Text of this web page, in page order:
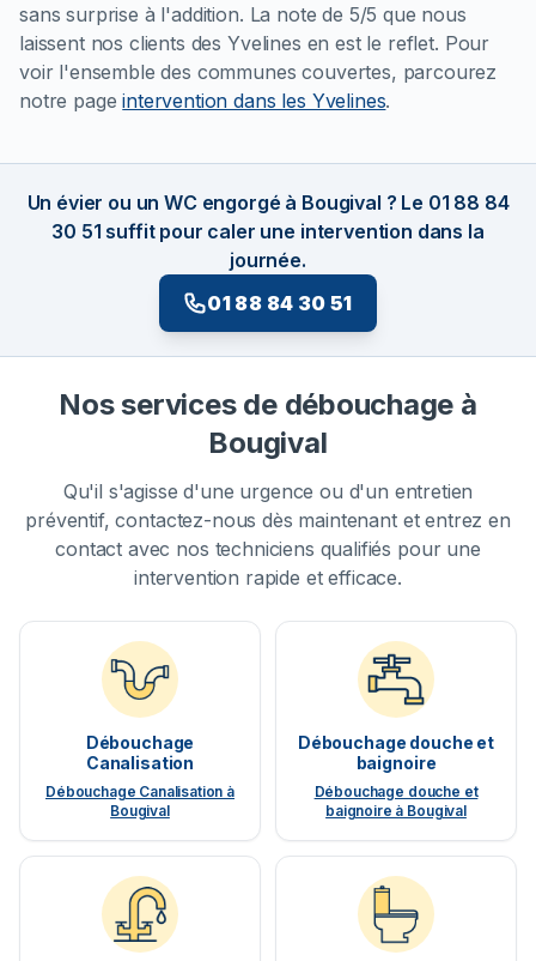
sans surprise à l'addition. La note de 5/5 que nous
laissent nos clients des Yvelines en est le reflet. Pour
voir l'ensemble des communes couvertes, parcourez
notre pageintervention dans les Yvelines.
Un évier ou un WC engorgé à Bougival ? Le 01 88 84
30 51 suffit pour caler une intervention dans la
journée.
01 88 84 30 51
Nos services de débouchage à
Bougival
Qu'il s'agisse d'une urgence ou d'un entretien
préventif, contactez-nous dès maintenant et entrez en
contact avec nos techniciens qualifiés pour une
intervention rapide et efficace.
Débouchage
Canalisation
Débouchage Canalisation à
Bougival
Débouchage douche et
baignoire
Débouchage douche et
baignoire à Bougival